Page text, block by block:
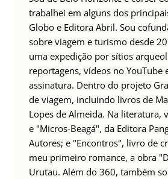
trabalhei em alguns dos
Globo e Editora Abril. Sou
sobre viagem e turismo desde
uma expedição por sítios
reportagens, vídeos no
assinatura. Dentro do projeto
de viagem, incluindo livros de
Lopes de Almeida. Na literatura,
e "Micros-Beagá", da Editora
Autores; e "Encontros", livro de
meu primeiro romance, a obra
Urutau. Além do 360, também